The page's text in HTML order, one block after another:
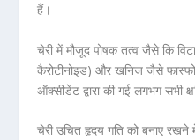
हैं।
चेरी में मौजूद पोषक तत्व जैसे कि
कैरोटीनोइड) और खनिज जैसे
ऑक्सीडेंट द्वारा की गई लगभग सभी
चेरी उचित हृदय गति को बनाए